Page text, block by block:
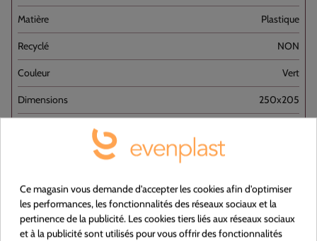
Plastique
NON
Vert
250x205
Ce magasin vous demande d'accepter les cookies afin d'optimiser
les performances, les fonctionnalités des réseaux sociaux et la
pertinence de la publicité. Les cookies tiers liés aux réseaux sociaux
et à la publicité sont utilisés pour vous offrir des fonctionnalités